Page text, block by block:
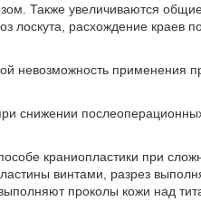
Также увеличиваются общие
лоскута, расхождение краев
невозможность применения
снижении
краниопластики при
винтами, разрез
проколы кожи над